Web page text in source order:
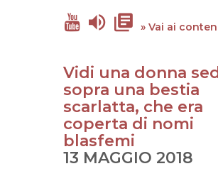
» Vai ai
Vidi una donna
sopra una bestia
scarlatta, che era
coperta di nomi
blasfemi
13 MAGGIO 2018